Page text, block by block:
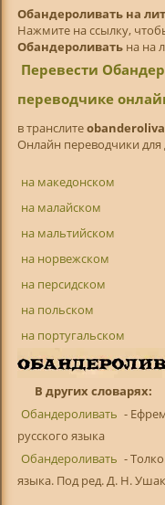
Обандероливать на
Нажмите на ссылку,
Обандероливатьна на
Перевести
переводчике
в транслитe
Онлайн переводчики для
на македонском
на малайском
на мальтийском
на норвежском
на персидском
на польском
на португальском
В других словарях:
Обандероливать -
русского языка
Обандероливать -
языка. Под ред. Д. Н.